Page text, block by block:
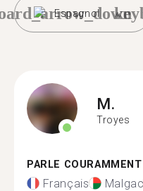
Espagnol
M.
Troyes
PARLE COURAMMENT
Français